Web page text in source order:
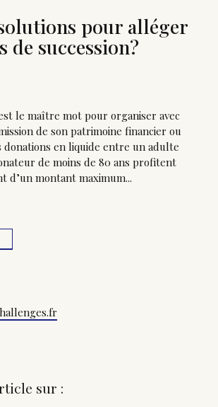
pour alléger
de succession?
le maître mot pour organiser avec
de son patrimoine financier ou
donations en liquide entre un adulte
de moins de 80 ans profitent
d’un montant maximum...